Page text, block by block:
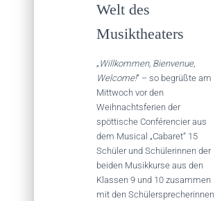
Welt des
Musiktheaters
„ Willkommen, Bienvenue,
Welcome!“ – so begrüßte am
Mittwoch vor den
Weihnachtsferien der
spöttische Conférencier aus
dem Musical „Cabaret“ 15
Schüler und Schülerinnen der
beiden Musikkurse aus den
Klassen 9 und 10 zusammen
mit den Schülersprecherinnen